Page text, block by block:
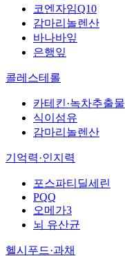
코엔자임Q10
감마리놀렌산
바나바잎
은행잎
콜레스테롤
카테킨·녹차추출물
식이섬유
감마리놀렌산
기억력·인지력
포스파티딜세린
PQQ
오메가3
뇌 유산균
헬시푸드·과채